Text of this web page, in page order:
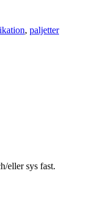
, paljetter
eller sys fast.